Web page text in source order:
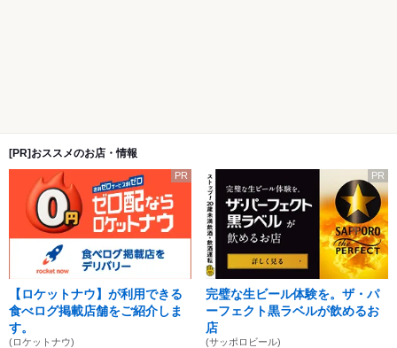
[PR]おススメのお店・情報
PR
【ロケットナウ】が利用できる
食べログ掲載店舗をご紹介しま
す。
(ロケットナウ)
PR
完璧な生ビール体験を。ザ・パ
ーフェクト黒ラベルが飲めるお
店
(サッポロビール)